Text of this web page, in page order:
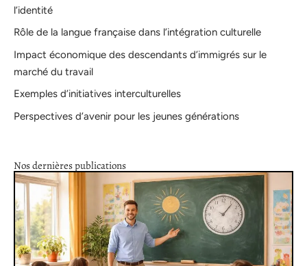
l’identité
Rôle de la langue française dans l’intégration culturelle
Impact économique des descendants d’immigrés sur le
marché du travail
Exemples d’initiatives interculturelles
Perspectives d’avenir pour les jeunes générations
Nos dernières publications